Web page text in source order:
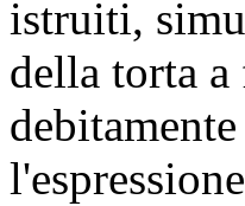
istruiti,
della torta a